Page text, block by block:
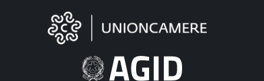
"Fattura
Elettronica"